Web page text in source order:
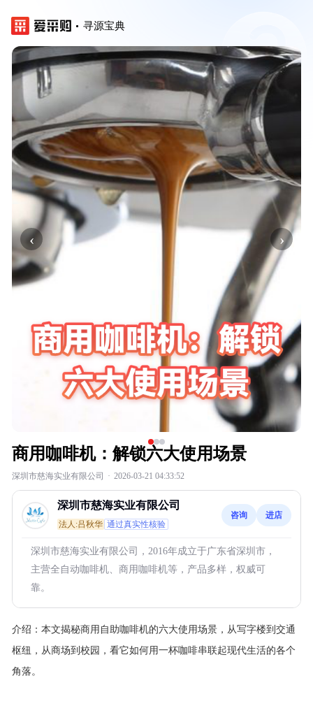
寻源宝典
‹ ›
商用咖啡机：解锁六大使用场景
深圳市慈海实业有限公司 · 2026-03-21 04:33:52
深圳市慈海实业有限公司
法人:吕秋华 通过真实性核验
咨询 进店
深圳市慈海实业有限公司，2016年成立于广东省深圳市，
主营全自动咖啡机、商用咖啡机等，产品多样，权威可
靠。
介绍： 本文揭秘商用自助咖啡机的六大使用场景，从写字楼到交通
枢纽，从商场到校园，看它如何用一杯咖啡串联起现代生活的各个
角落。